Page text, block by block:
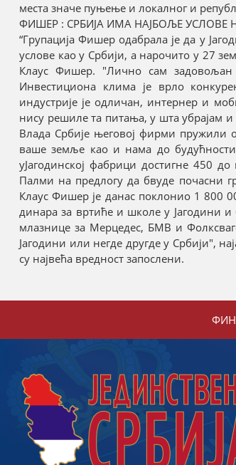
места значе пуњење и локалног и
ФИШЕР : СРБИЈА ИМА НАЈБОЉЕ УСЛОВЕ
“Групација Фишер одабрала је да у
услове као у Србији, а нарочито у 27
Клаус Фишер. "Лично сам
Инвестициона клима је врло
индустрије је одличан, интернер и
нису решиле та питања, у шта убрајам
Влада Србије његовој фирми пружили
ваше земље као и нама до
уЈагодинској фабрици достигне 450
Палми на предлогу да бвуде почасни
Клаус Фишер је данас поклонио 1 800
динара за вртиће и школе у Јагодини
млазнице за Мерцедес, БМВ и
Јагодини или негде другде у Србији",
су највећа вредност запослени.